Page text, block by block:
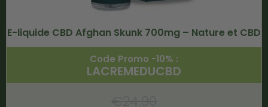
E-liquide CBD Afghan Skunk 700mg – Nature et CBD
Code Promo -10% :
LACREMEDUCBD